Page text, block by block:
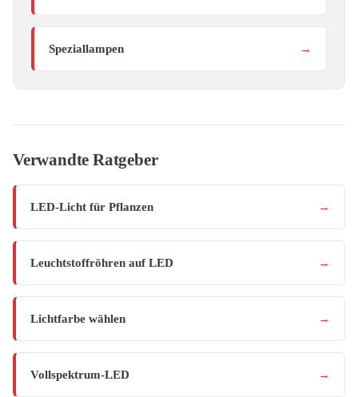
Speziallampen →
Verwandte Ratgeber
LED-Licht für Pflanzen →
Leuchtstoffröhren auf LED →
Lichtfarbe wählen →
Vollspektrum-LED →